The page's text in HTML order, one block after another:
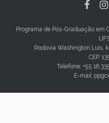
Programa de Pós-Graduação em
Rodovia Washington Luis,
CEP:
Telefone: +55 16
E-mail: